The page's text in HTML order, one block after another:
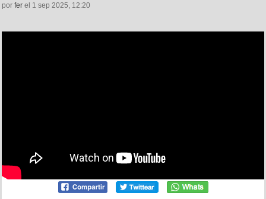
por fer el 1 sep 2025, 12:20